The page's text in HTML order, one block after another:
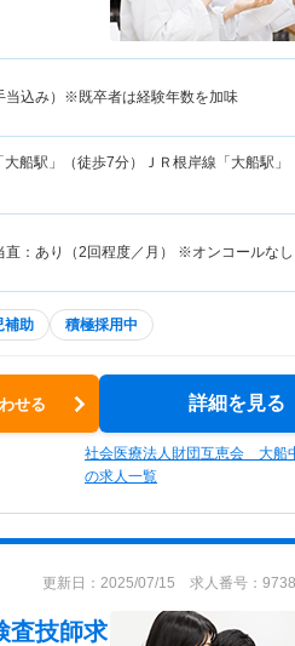
当込み）※既卒者は経験年数を加味
大船駅」（徒歩7分）ＪＲ根岸線「大船駅」
直：あり（2回程度／月） ※オンコールなし
補助 積極採用中
せる 詳細を見る
社会医療法人財団互恵会 大船
の求人一覧
更新日：2025/07/15 求人番号：
査技師求